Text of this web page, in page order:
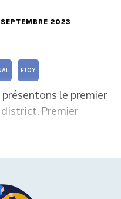
SEPTEMBRE 2023
ETOY
le premier
Premier